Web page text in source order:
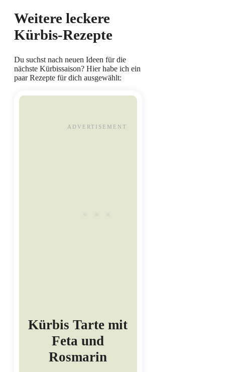
Weitere leckere
Kürbis-Rezepte
Du suchst nach neuen Ideen für die
nächste Kürbissaison? Hier habe ich ein
paar Rezepte für dich ausgewählt:
Kürbis Tarte mit
Feta und
Rosmarin